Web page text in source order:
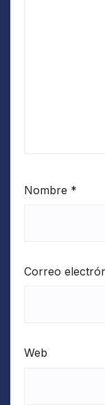
Nombre *
Correo
Web